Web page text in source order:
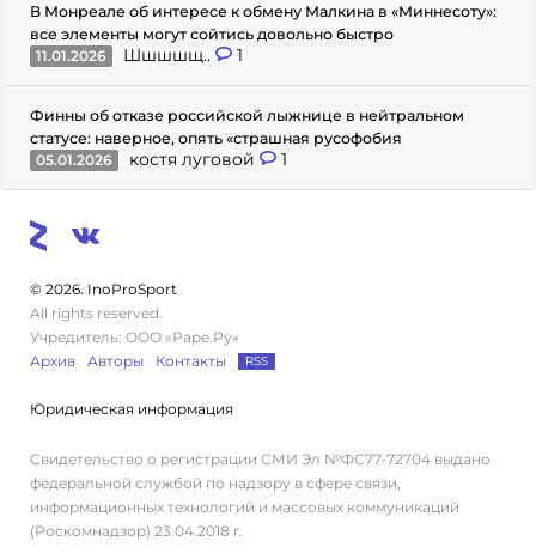
В Монреале об интересе к обмену Малкина в «Миннесоту»:
все элементы могут сойтись довольно быстро
11.01.2026
Шшшшщ.. 1
Финны об отказе российской лыжнице в нейтральном
статусе: наверное, опять «страшная русофобия
05.01.2026
костя луговой 1
© 2026. InoProSport
All rights reserved.
Учредитель: ООО «Раре.Ру»
Архив
Авторы Контакты RSS
Юридическая информация
Свидетельство о регистрации СМИ Эл №ФС77-72704 выдано
федеральной службой по надзору в сфере связи,
информационных технологий и массовых коммуникаций
(Роскомнадзор) 23.04.2018 г.